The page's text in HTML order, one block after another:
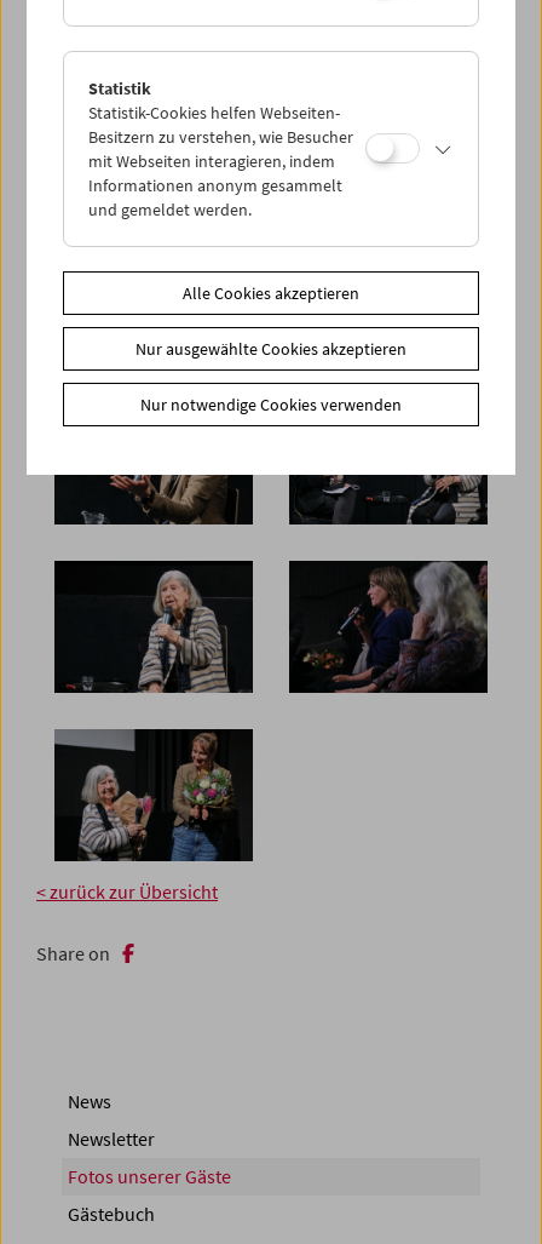
< zurück zur Übersicht
Share on
News
Newsletter
Fotos unserer Gäste
Gästebuch
Statistik
Statistik-Cookies helfen Webseiten-
Besitzern zu verstehen, wie Besucher
mit Webseiten interagieren, indem
Informationen anonym gesammelt
und gemeldet werden.
Alle Cookies akzeptieren
Nur ausgewählte Cookies akzeptieren
Nur notwendige Cookies verwenden